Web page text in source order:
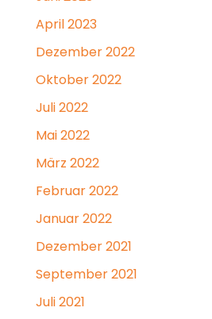
April 2023
Dezember 2022
Oktober 2022
Juli 2022
Mai 2022
März 2022
Februar 2022
Januar 2022
Dezember 2021
September 2021
Juli 2021